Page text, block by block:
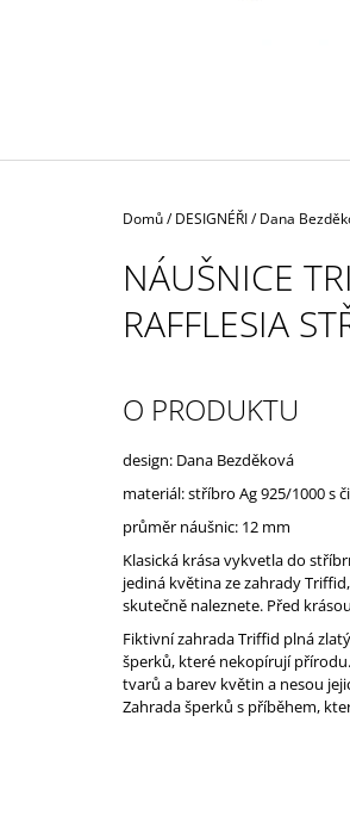
Domů/ DESIGNÉŘI/ Dana
NÁUŠNICE
RAFFLESIA
O PRODUKTU
design: Dana Bezděková
materiál: stříbro Ag 925/1000 s
průměr náušnic: 12 mm
Klasická krása vykvetla do
jediná květina ze zahrady
skutečně naleznete. Před
Fiktivní zahrada Triffid plná
šperků, které nekopírují
tvarů a barev květin a nesou
Zahrada šperků s příběhem,